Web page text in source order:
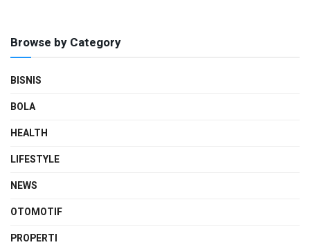
Browse by Category
BISNIS
BOLA
HEALTH
LIFESTYLE
NEWS
OTOMOTIF
PROPERTI